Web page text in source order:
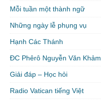
Mỗi tuần một thành ngữ
Những ngày lễ phụng vụ
Hạnh Các Thánh
ĐC Phêrô Nguyễn Văn Khảm
Giải đáp – Học hỏi
Radio Vatican tiếng Việt